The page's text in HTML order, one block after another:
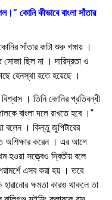
কোনি কীভাবে বাংলা সাঁতার
সাঁতার কাটা শুরু গঙ্গায় ।
সোজা ছিল না । দারিদ্রতা ও
হেনস্থা হতে হয়েছে ।
। তিনি কোনির প্রতিবন্ধী
বাংলা দলে রাখতে হবে ।”
বলেন । কিন্তু জুপিটারের
অশিক্ষার করেন । এর আগে
হওয়া সত্ত্বেও দ্বিতীয় বলে
এসব করা হয় । তবে
হারানোর ক্ষমতা কারও থাকলে তা